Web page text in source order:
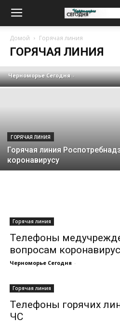
Домой Горячая линия
ГОРЯЧАЯ ЛИНИЯ
Горячая линия по
выплатам медикам за
Черноморье Сегодня -
ГОРЯЧАЯ ЛИНИЯ
Горячая линия
коронавирусу
Горячая линия
Телефоны
вопросам
Черноморье Сегодня -
Горячая линия
Телефоны горячих
ЧС